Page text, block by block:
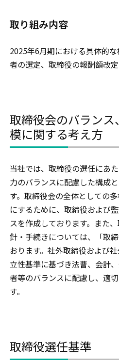
取り組み内容
2025年6月期における具体的
者の選定、取締役の報酬額改定
取締役会のバラン
模に関する考え方
当社では、取締役の選任にあ
力のバランスに配慮した構成
す。取締役会の全体としての
にするために、取締役および
スを作成しております。また
針・手続きについては、「取
おります。社外取締役および
立性基準に基づき法曹、会計
者等のバランスに配慮し、適
す。
取締役選任基準